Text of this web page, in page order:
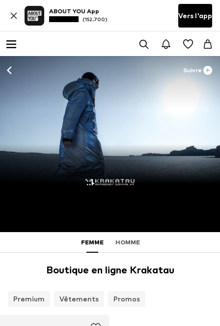
ABOUT YOU App
(152.700) Vers l'app
Suivre
FEMME HOMME
Boutique en ligne Krakatau
Premium Vêtements Promos